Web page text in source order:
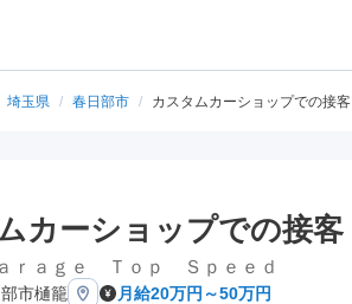
埼玉県 / 春日部市 / カスタムカーショップでの接客
カーショップでの接客
ｒａｇｅ Ｔｏｐ Ｓｐｅｅｄ
市樋籠 月給20万円～50万円